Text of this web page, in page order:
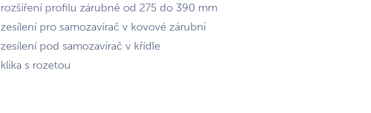
rozšíření profilu zárubně od 275 do 390 mm
zesílení pro samozavírač v kovové zárubni
zesílení pod samozavírač v křídle
klika s rozetou